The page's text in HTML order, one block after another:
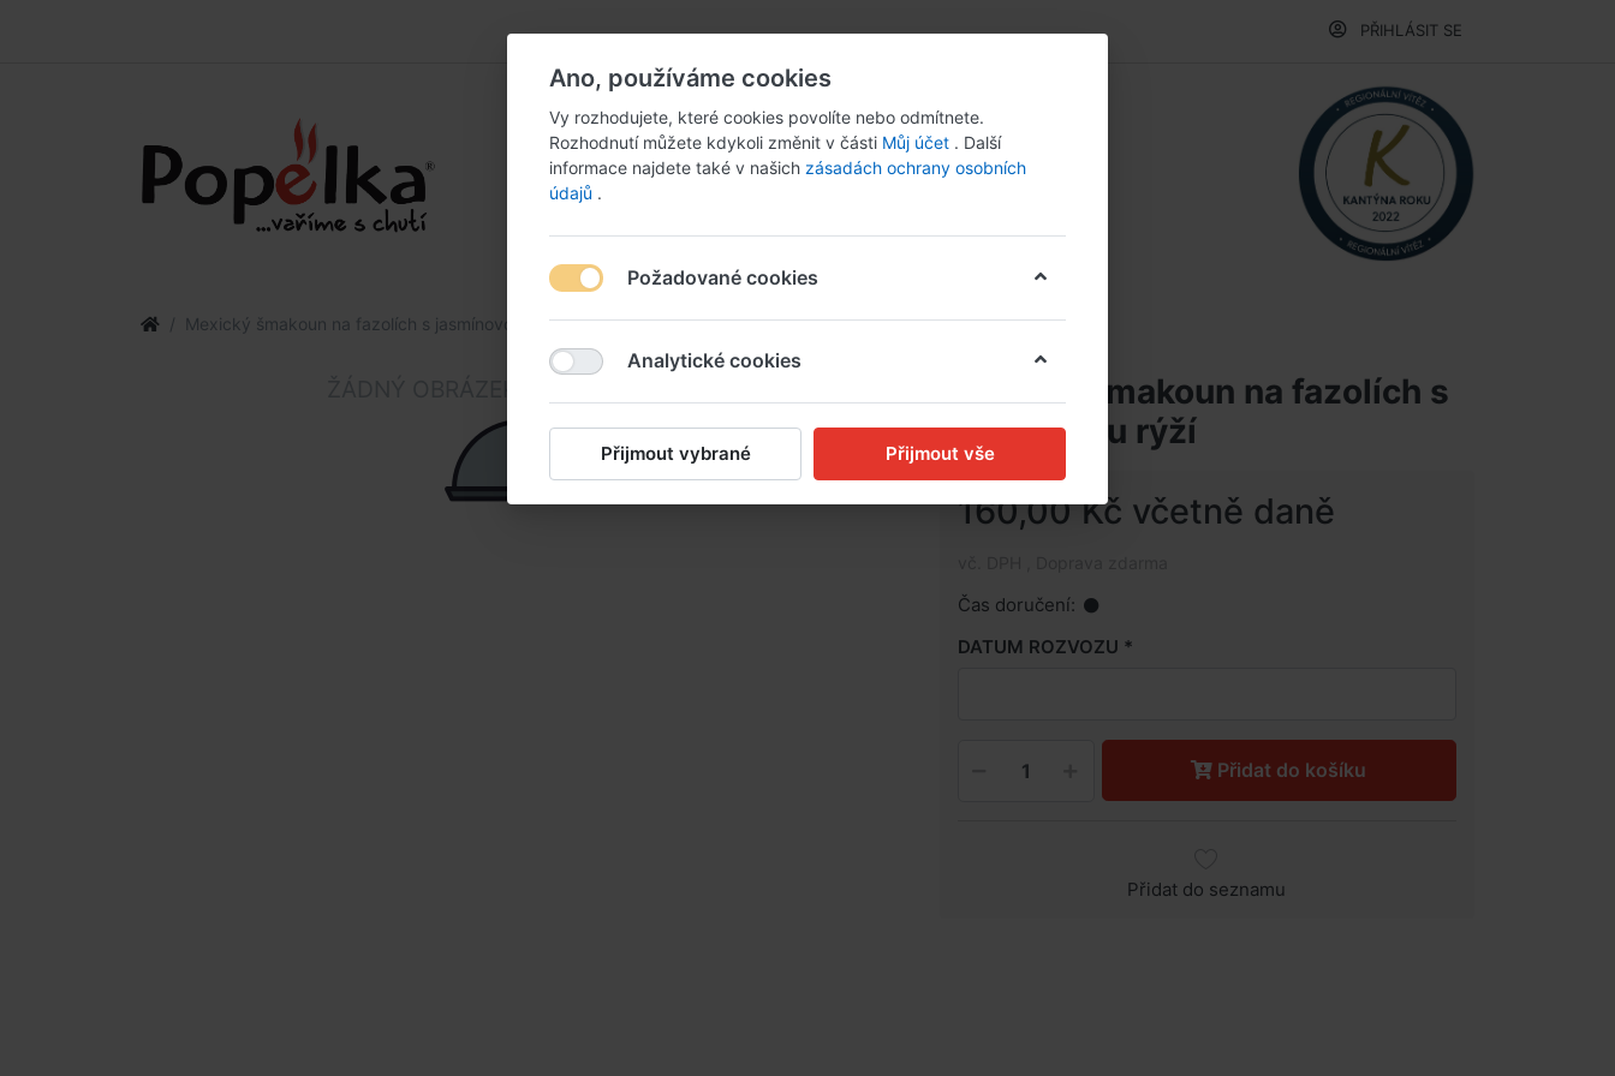
PŘIHLÁSIT SE
Mexický šmakoun na fazolích s jasmínovou rýží
Mexický šmakoun na fazolích s
jasmínovou rýží
160,00 Kč včetně daně
Čas doručení:
DATUM ROZVOZU
Přidat do košíku
Přidat do seznamu
Ano, používáme cookies
Vy rozhodujete, které cookies povolíte nebo odmítnete.
Rozhodnutí můžete kdykoli změnit v části Můj účet . Další
informace najdete také v našich zásadách ochrany osobních
údajů .
Požadované cookies
Analytické cookies
Přijmout vybrané Přijmout vše